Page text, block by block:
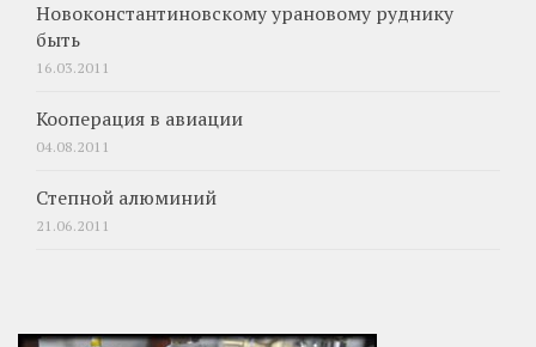
Новоконстантиновскому урановому руднику
быть
16.03.2011
Кооперация в авиации
04.08.2011
Степной алюминий
21.06.2011